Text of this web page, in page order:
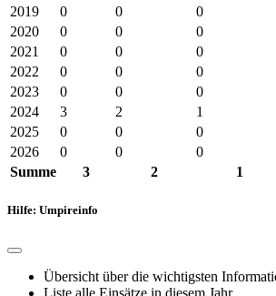
2019
0 0 0
2020
0 0 0
2021
0 0 0
2022
0 0 0
2023
0 0 0
2024
3 2 1
2025
0 0 0
2026
0 0 0
Summe
3 2 1
Hilfe: Umpireinfo
Übersicht über die wichtigsten
Liste alle Einsätze in diesem Jahr